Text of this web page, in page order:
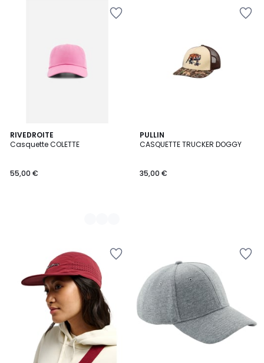
RIVEDROITE
Casquette COLETTE
55,00 €
4
Couleurs
PULLIN
CASQUETTE TRUCKER DOGGY
35,00 €